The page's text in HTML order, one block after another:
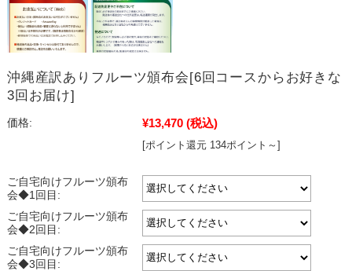
沖縄産訳ありフルーツ頒布会[6回コースからお好きな
3回お届け]
価格: ¥13,470 (税込)
[ポイント還元 134ポイント～]
ご自宅向けフルーツ頒布
会◆1回目:
ご自宅向けフルーツ頒布
会◆2回目:
ご自宅向けフルーツ頒布
会◆3回目: